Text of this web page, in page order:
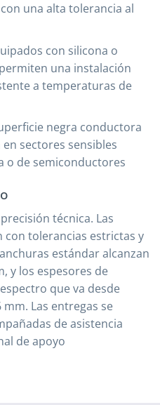
una alta tolerancia al
con silicona o
una instalación
a temperaturas de
negra conductora
sectores sensibles
o de semiconductores
técnica. Las
con tolerancias estrictas y
estándar alcanzan
y los espesores de
que va desde
Las entregas se
de asistencia
de apoyo